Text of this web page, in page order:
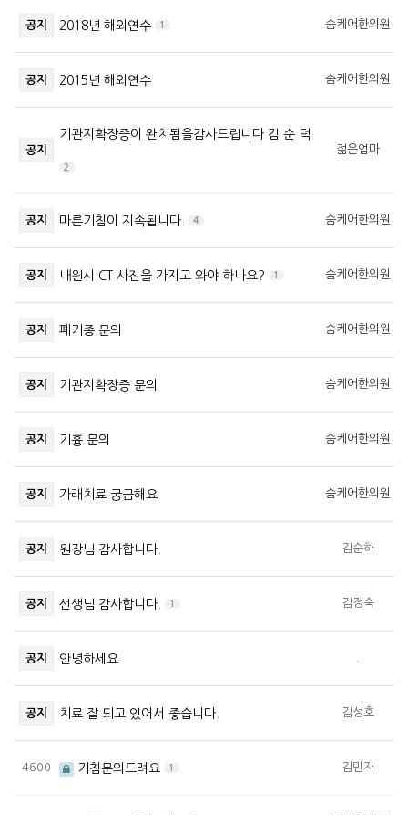
공지 2018년 해외연수 1 숨케어한의원
공지 2015년 해외연수 숨케어한의원
공지
기관지확장증이 완치됨을감사드립니다 김 순 덕
2
젊은엄마
공지 마른기침이 지속됩니다. 4 숨케어한의원
공지 내원시 CT 사진을 가지고 와야 하나요? 1 숨케어한의원
공지 폐기종 문의 숨케어한의원
공지 기관지확장증 문의 숨케어한의원
공지 기흉 문의 숨케어한의원
공지 가래치료 궁금해요 숨케어한의원
공지 원장님 감사합니다. 김순하
공지 선생님 감사합니다. 1 김정숙
공지 안녕하세요
공지 치료 잘 되고 있어서 좋습니다. 김성호
4600 기침문의드려요 1 김민자